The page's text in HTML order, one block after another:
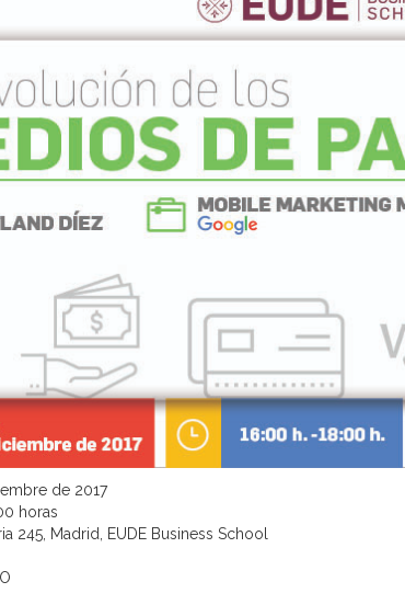
de 2017
horas
245, Madrid, EUDE Business School